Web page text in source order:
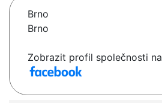
Brno
Brno
Zobrazit profil společnosti na